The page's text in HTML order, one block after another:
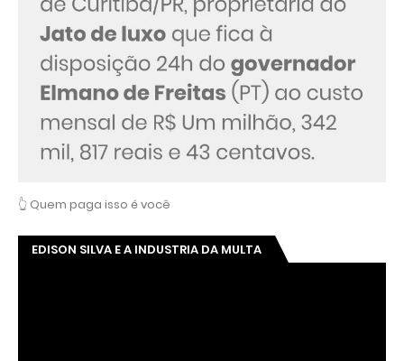
👆 Quem paga isso é você
EDISON SILVA E A INDUSTRIA DA MULTA